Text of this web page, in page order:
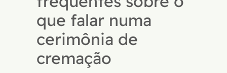
que falar numa
cerimônia de
cremação